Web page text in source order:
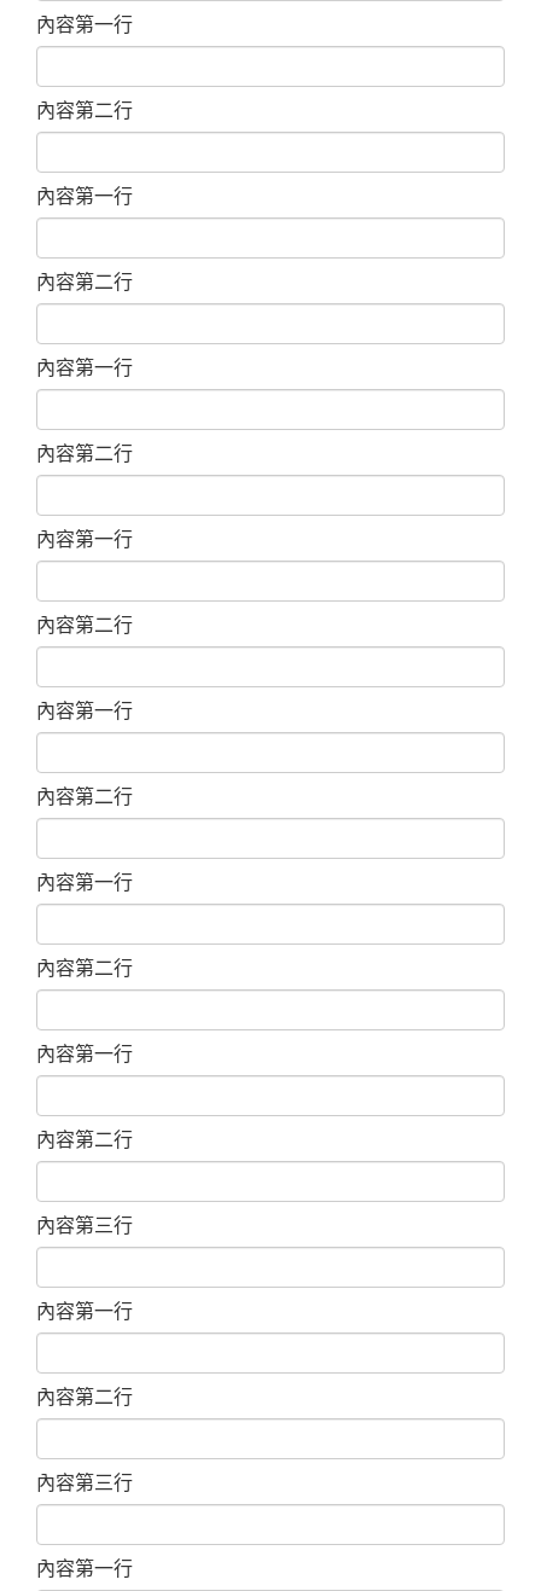
內容第一行
內容第二行
內容第一行
內容第二行
內容第一行
內容第二行
內容第一行
內容第二行
內容第一行
內容第二行
內容第一行
內容第二行
內容第一行
內容第二行
內容第三行
內容第一行
內容第二行
內容第三行
內容第一行